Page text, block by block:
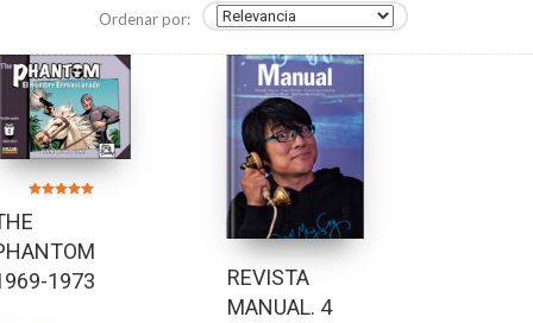
Ordenar por:
5.00
de 5
1973
REVISTA
MANUAL. 4